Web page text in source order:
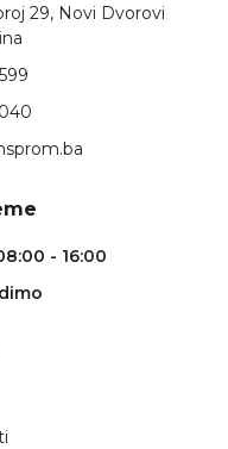
29, Novi Dvorovi
- 16:00